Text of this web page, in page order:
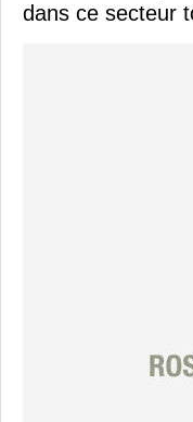
dans ce secteur